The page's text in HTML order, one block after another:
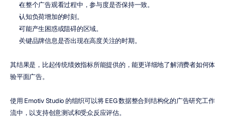
在整个广告观看过程中，参与度是否保持一致。
认知负荷增加的时刻。
可能产生困惑或阻碍的区域。
关键品牌信息是否出现在高度关注的时期。
其结果是，比起传统绩效指标所能提供的，能更详细地了解消费者如何体
验平面广告。
使用 Emotiv Studio 的组织可以将 EEG 数据整合到结构化的广告研究工作
流中，以支持创意测试和受众反应评估。